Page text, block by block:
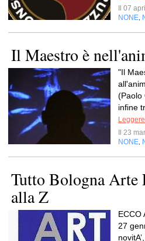
Il 07
NONE
Il Maestro è
"Il
(Paolo
infine
Il 23
NONE
Tutto Bologna Arte
alla Z
ECCO
27